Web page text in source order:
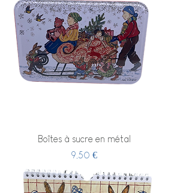
Boîtes à sucre en métal
Prix
9,50 €